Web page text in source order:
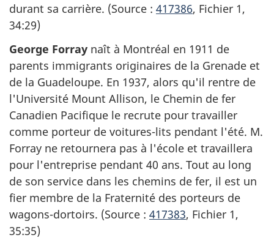
durant sa carrière. (Source : 417386, Fichier 1,
34:29)
George Forray naît à Montréal en 1911 de
parents immigrants originaires de la Grenade et
de la Guadeloupe. En 1937, alors qu'il rentre de
l'Université Mount Allison, le Chemin de fer
Canadien Pacifique le recrute pour travailler
comme porteur de voitures-lits pendant l'été. M.
Forray ne retournera pas à l'école et travaillera
pour l'entreprise pendant 40 ans. Tout au long
de son service dans les chemins de fer, il est un
fier membre de la Fraternité des porteurs de
wagons-dortoirs. (Source : 417383, Fichier 1,
35:35)